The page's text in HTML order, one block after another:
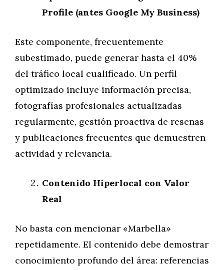
Profile (antes Google My Business)
Este componente, frecuentemente
subestimado, puede generar hasta el 40%
del tráfico local cualificado. Un perfil
optimizado incluye información precisa,
fotografías profesionales actualizadas
regularmente, gestión proactiva de reseñas
y publicaciones frecuentes que demuestren
actividad y relevancia.
Contenido Hiperlocal con Valor
Real
No basta con mencionar «Marbella»
repetidamente. El contenido debe demostrar
conocimiento profundo del área: referencias